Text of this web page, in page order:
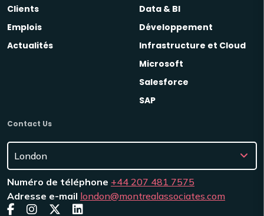
Clients
Emplois
Actualités
Data & BI
Développement
Infrastructure et Cloud
Microsoft
Salesforce
SAP
Contact Us
Numéro de téléphone +44 207 481 7575
Adresse e-mail london@montrealassociates.com